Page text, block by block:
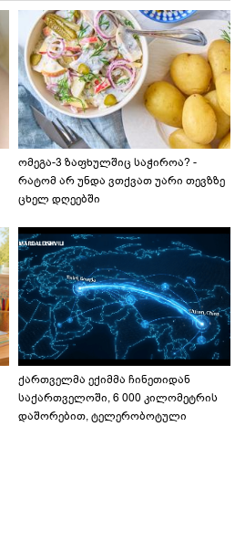
ომეგა-3 ზაფხულშიც საჭიროა? -
რატომ არ უნდა ვთქვათ უარი თევზზე
ცხელ დღეებში
ქართველმა ექიმმა ჩინეთიდან
საქართველოში, 6 000 კილომეტრის
დაშორებით, ტელერობოტული